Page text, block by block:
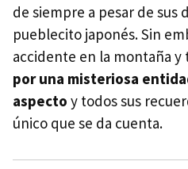
de siempre a pesar de sus
pueblecito japonés. Sin
accidente en la montaña y
por una misteriosa
aspecto y todos sus
único que se da cuenta.